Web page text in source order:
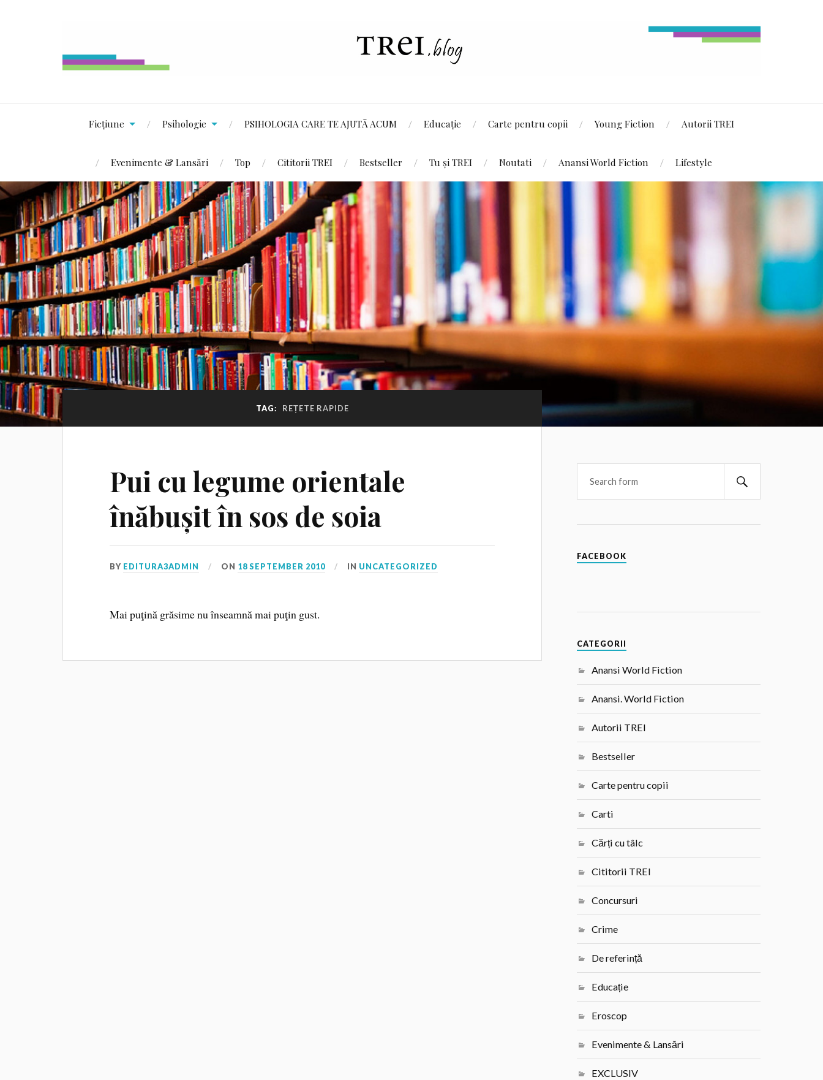
Ficțiune Psihologie PSIHOLOGIA CARE TE AJUTĂ ACUM Educație Carte pentru copii Young Fiction Autorii TREI
Evenimente & Lansări Top Cititorii TREI Bestseller Tu și TREI Noutati Anansi World Fiction Lifestyle
TAG: REȚETE RAPIDE
Pui cu legume orientale
înăbușit în sos de soia
BY EDITURA3ADMIN ON 18 SEPTEMBER 2010 IN UNCATEGORIZED
Mai puţină grăsime nu înseamnă mai puţin gust.
FACEBOOK
CATEGORII
Anansi World Fiction
Anansi. World Fiction
Autorii TREI
Bestseller
Carte pentru copii
Carti
Cărți cu tâlc
Cititorii TREI
Concursuri
Crime
De referință
Educație
Eroscop
Evenimente & Lansări
EXCLUSIV